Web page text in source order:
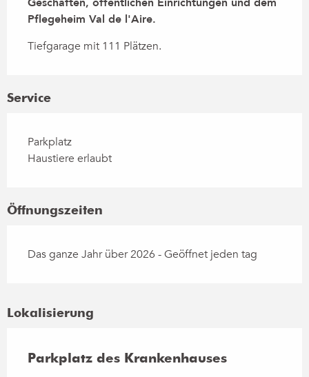
Pflegeheim Val de l'Aire.
Tiefgarage mit 111 Plätzen.
Service
Parkplatz
Haustiere erlaubt
Öffnungszeiten
Das ganze Jahr über 2026 - Geöffnet jeden tag
Lokalisierung
Parkplatz des Krankenhauses